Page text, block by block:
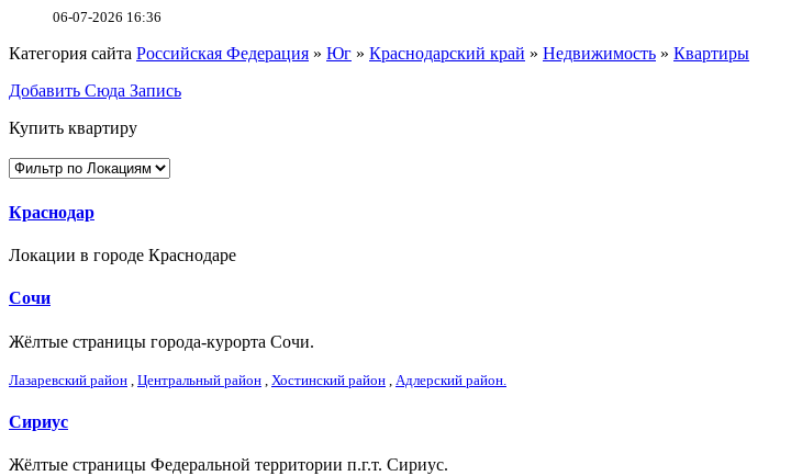
06-07-2026 16:36
Категория сайта Российская Федерация » Юг » Краснодарский край » Недвижимость » Квартиры
Добавить Сюда Запись
Купить квартиру
Краснодар
Локации в городе Краснодаре
Сочи
Жёлтые страницы города-курорта Сочи.
Лазаревский район Центральный район Хостинский район Адлерский район.
Сириус
Жёлтые страницы Федеральной территории п.г.т. Сириус.